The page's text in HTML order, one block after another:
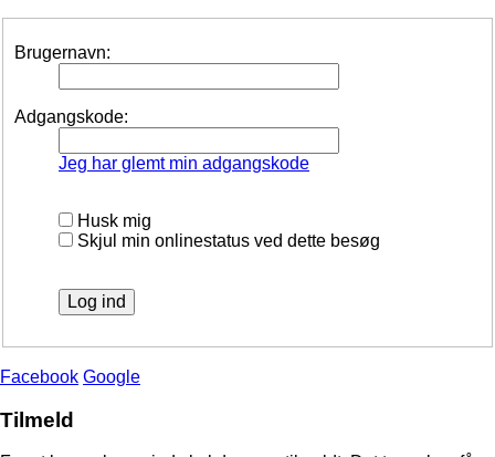
Brugernavn:
Adgangskode:
Jeg har glemt min adgangskode
Husk mig
Skjul min onlinestatus ved dette besøg
Facebook Google
Tilmeld